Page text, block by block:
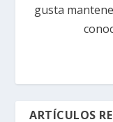
gusta
ARTÍCULOS